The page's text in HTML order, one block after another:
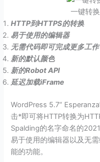
一键转
HTTP到HTTPS的转换
易于使用的编辑器
无需代码即可完成更多工作
新的默认颜色
新的Robot API
延迟加载iFrame
WordPress 5.7“
击*即可将HTTP转换为
Spalding的名字命名的
易于使用的编辑器以及无
能的功能。